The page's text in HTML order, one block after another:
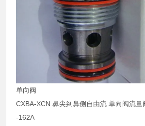
单向阀
CXBA-XCN 鼻尖到鼻侧自由流 单向阀流
-162A